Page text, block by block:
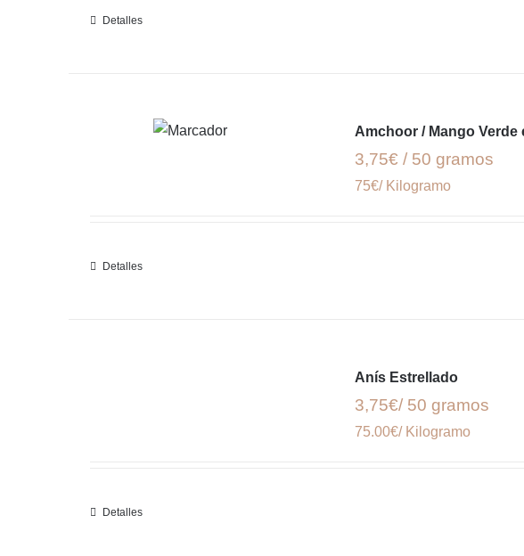
Detalles
Amchoor / Mango Verde
3,75€ / 50 gramos
75€/ Kilogramo
Detalles
Anís Estrellado
3,75€/ 50 gramos
75.00€/ Kilogramo
Detalles